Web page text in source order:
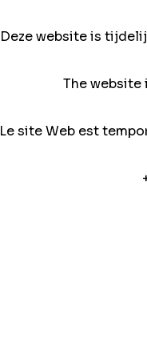
Deze website is
The website
Le site Web est